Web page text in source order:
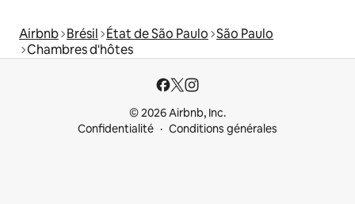
Airbnb Brésil État de São Paulo São Paulo
Chambres d'hôtes
© 2026 Airbnb, Inc.
Confidentialité
Conditions générales